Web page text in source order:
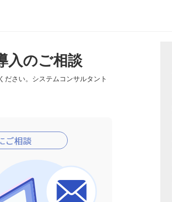
入のご相談
ださい。システムコンサルタント